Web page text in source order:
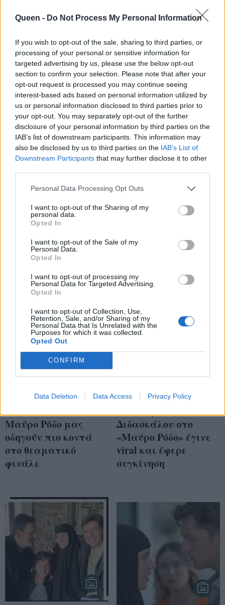
Queen - Do Not Process My Personal Information
If you wish to opt-out of the sale, sharing to third parties, or
processing of your personal or sensitive information for
targeted advertising by us, please use the below opt-out
section to confirm your selection. Please note that after your
opt-out request is processed you may continue seeing
interest-based ads based on personal information utilized by
us or personal information disclosed to third parties prior to
your opt-out. You may separately opt-out of the further
disclosure of your personal information by third parties on the
IAB’s list of downstream participants. This information may
also be disclosed by us to third parties on the IAB’s List of
Downstream Participants that may further disclose it to other
Personal Data Processing Opt Outs
I want to opt-out of the Sharing of my
personal data.
Opted In
I want to opt-out of the Sale of my
Personal Data.
Opted In
I want to opt-out of processing my
Personal Data for Targeted Advertising.
Opted In
I want to opt-out of Collection, Use,
Retention, Sale, and/or Sharing of my
Personal Data that Is Unrelated with the
Purposes for which it was collected.
Opted Out
CONFIRM
Data Deletion Data Access Privacy Policy
συνεχίζεται για 13η
στέλνει μήνυμα για
την κακοποίηση
Οι πρώτες εικόνες
Διδασκάλου ως
Μελίνα Μερκούρη
ενθουσίασαν το κοινό
Το «τέλος» του
Γιάννη Κουκουράκη
στο Μαύρο Ρόδο
και Αλικάκη
Οι δύο μεγάλες
αποκαλύψεις στο
Μαύρο Ρόδο μας
οδηγούν πιο κοντά
στο θεαματικό
φινάλε
Η συνάντηση
Κουκουράκη -
Διδασκάλου στο
«Μαύρο Ρόδο» έγινε
viral και έφερε
συγκίνηση